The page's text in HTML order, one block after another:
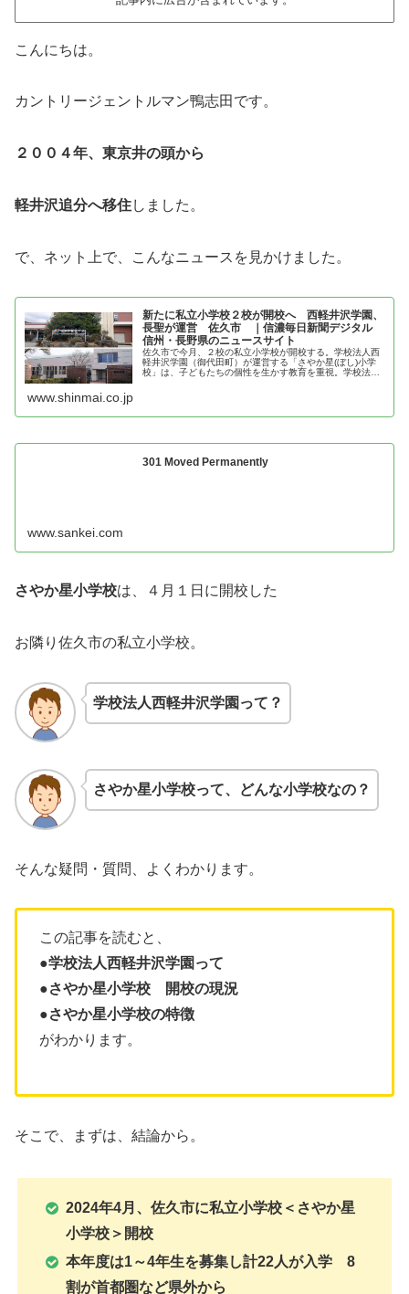
こんにちは。
カントリージェントルマン鴨志田です。
２００４年、東京井の頭から
軽井沢追分へ移住しました。
で、ネット上で、こんなニュースを見かけました。
新たに私立小学校２校が開校へ 西軽井沢学園、
長聖が運営 佐久市 ｜信濃毎日新聞デジタル
信州・長野県のニュースサイト
佐久市で今月、２校の私立小学校が開校する。学校法人西
軽井沢学園（御代田町）が運営する「さやか星(ぼし)小学
校」は、子どもたちの個性を生かす教育を重視。学校法人
www.shinmai.co.jp
301 Moved Permanently
www.sankei.com
さやか星小学校は、４月１日に開校した
お隣り佐久市の私立小学校。
学校法人西軽井沢学園 って？
さやか星小学校って、どんな小学校なの？
そんな疑問・質問、よくわかります。
この記事を読むと、
●学校法人西軽井沢学園って
●さやか星小学校 開校の現況
●さやか星小学校の特徴
がわかります。
そこで、まずは、結論から。
2024年4月、佐久市に私立小学校＜ さやか星
小学校 ＞開校
本年度は1～4年生を募集し計22人が入学 8
割が首都圏など県外から